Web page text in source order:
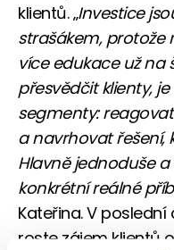
klientů. „Investice
strašákem, protože
více edukace už na
přesvědčit klienty,
segmenty:
a navrhovat řešení,
Hlavně jednoduše
konkrétní reálné
Kateřina. V
roste zájem klientů